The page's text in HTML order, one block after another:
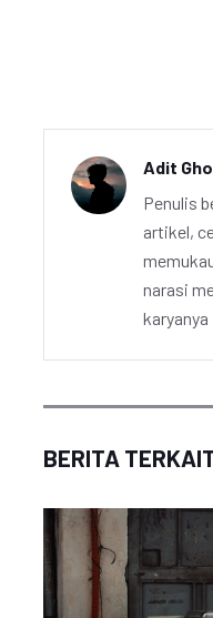
Adit
Penulis
artikel,
narasi
karyanya
BERITA